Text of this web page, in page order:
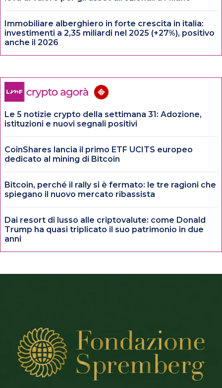
Immobiliare alberghiero in forte crescita in italia:
investimenti a 2,35 miliardi nel 2025 (+27%), positivo
anche il 2026
Le 5 notizie crypto della settimana 31: Adozione,
istituzioni e nuovi segnali positivi
CoinShares lancia il primo ETF UCITS europeo
dedicato al mining di Bitcoin
Bitcoin, perché il rally si è fermato: le tre ragioni che
spiegano il nuovo mercato ribassista
Dai resort di lusso alle criptovalute: come Donald
Trump ha quasi triplicato il suo patrimonio in due
anni